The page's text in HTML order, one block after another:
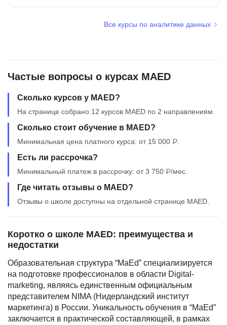
Все курсы по аналитике данных
Частые вопросы о курсах MAED
Сколько курсов у MAED?
На странице собрано 12 курсов MAED по 2 направлениям.
Сколько стоит обучение в MAED?
Минимальная цена платного курса: от 15 000 ₽.
Есть ли рассрочка?
Минимальный платеж в рассрочку: от 3 750 ₽/мес.
Где читать отзывы о MAED?
Отзывы о школе доступны на отдельной странице MAED.
Коротко о школе MAED: преимущества и
недостатки
Образовательная структура “MaEd” специализируется
на подготовке профессионалов в области Digital-
marketing, являясь единственным официальным
представителем NIMA (Нидерландский институт
маркетинга) в России. Уникальность обучения в “MaEd”
заключается в практической составляющей, в рамках